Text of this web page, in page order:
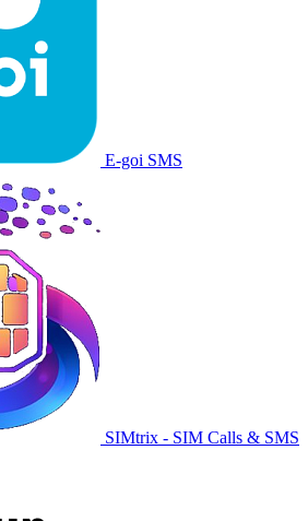
E-goi SMS
SIMtrix - SIM Calls & SMS